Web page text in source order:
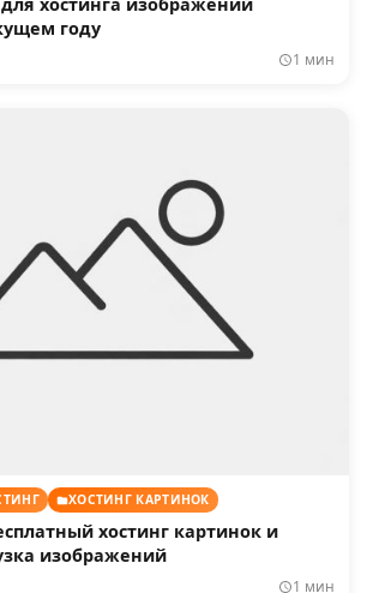
году
1 мин
ХОСТИНГ КАРТИНОК
хостинг картинок и
изображений
1 мин